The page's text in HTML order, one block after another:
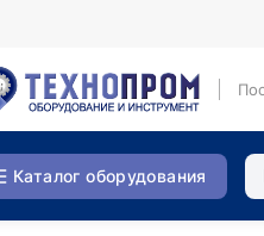
Каталог оборудования